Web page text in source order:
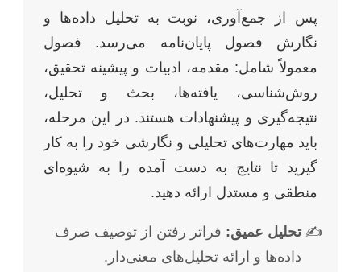
پس از جمع‌آوری، نوبت به تحلیل داده‌ها و
نگارش فصول پایان‌نامه می‌رسد. فصول
معمولاً شامل: مقدمه، ادبیات و پیشینه تحقیق،
روش‌شناسی، یافته‌ها، بحث و تحلیل،
نتیجه‌گیری و پیشنهادات هستند. در این مرحله،
باید مهارت‌های تحلیلی و نگارشی خود را به کار
گیرید تا نتایج به دست آمده را به شیوه‌ای
منطقی و مستدل ارائه دهید.
تحلیل عمیق: فراتر رفتن از توصیف صرف
داده‌ها و ارائه تحلیل‌های معنی‌دار.